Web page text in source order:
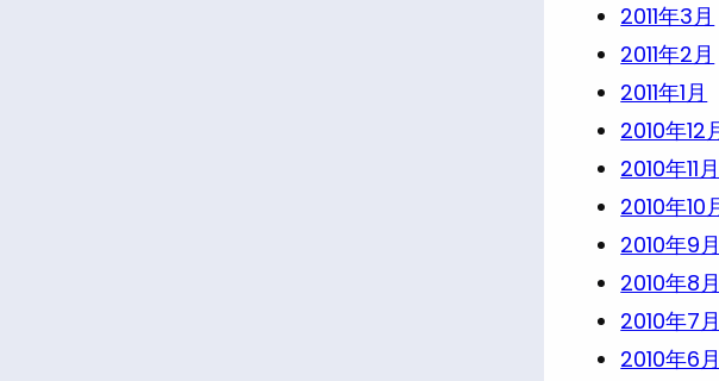
2011年3月
2011年2月
2011年1月
2010年12
2010年11月
2010年10
2010年9月
2010年8月
2010年7月
2010年6月